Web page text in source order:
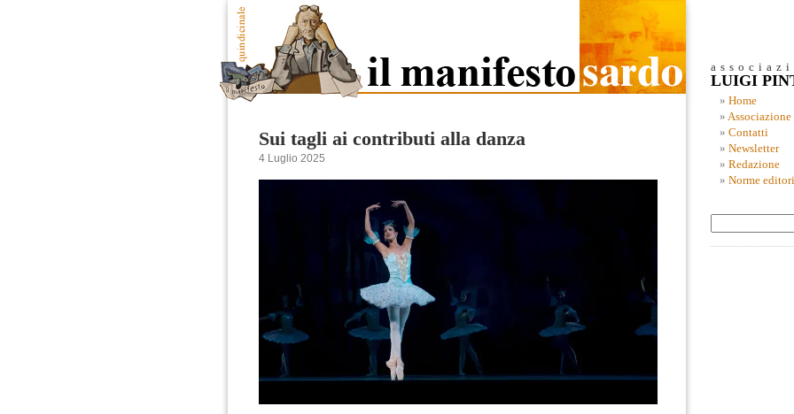
Sui tagli ai contributi alla danza
4 Luglio 2025
LUIGI
Home
Associazione
Contatti
Newsletter
Redazione
Norme